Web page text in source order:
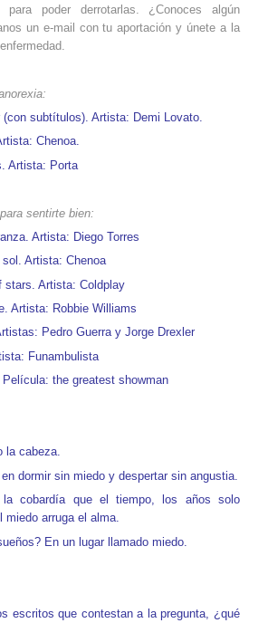
para poder derrotarlas. ¿Conoces algún
un e-mail con tu aportación y únete a la
subtítulos). Artista: Demi Lovato.
Chenoa.
Artista: Porta
sentirte bien:
Artista: Diego Torres
Artista: Chenoa
stars. Artista: Coldplay
Artista: Robbie Williams
Pedro Guerra y Jorge Drexler
Funambulista
the greatest showman
la cabeza.
en dormir sin miedo y despertar sin angustia
la cobardía que el tiempo, los años solo
miedo arruga el alma.
En un lugar llamado miedo.
escritos que contestan a la pregunta, ¿qué